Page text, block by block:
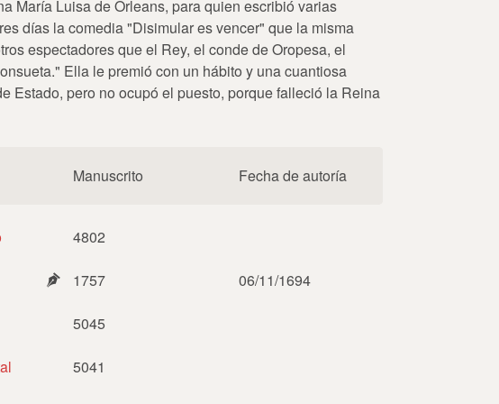
María Luisa de Orleans, para quien escribió varias
días la comedia "Disimular es vencer" que la misma
espectadores que el Rey, el conde de Oropesa, el
Ella le premió con un hábito y una cuantiosa
Estado, pero no ocupó el puesto, porque falleció la Reina
Manuscrito Fecha de autoría
4802
1757 06/11/1694
5045
5041